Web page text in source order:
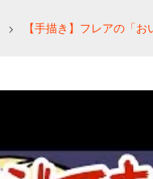
【手描き】フレアの「